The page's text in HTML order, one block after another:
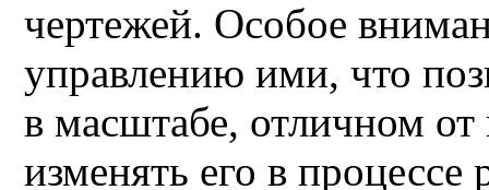
чертежей. Особое
управлению ими, что
в масштабе, отличном от
изменять его в